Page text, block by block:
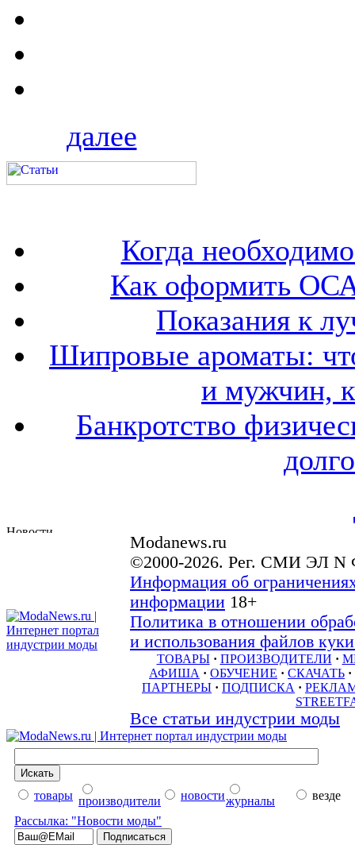
далее
Когда
Как оформить
Показания к
Шипровые ароматы:
и мужчин,
Банкротство
Modanews.ru
©2000-2026. Рег. СМИ ЭЛ N
Информация об
информации 18+
Политика в отношении
и использования файлов
ТОВАРЫ · ПРОИЗВОДИТЕЛИ ·
АФИША · ОБУЧЕНИЕ · СКАЧАТЬ ·
ПАРТНЕРЫ · ПОДПИСКА ·
Все статьи индустрии моды
товары производители новостижурналы
везде
Рассылка: "Новости моды"